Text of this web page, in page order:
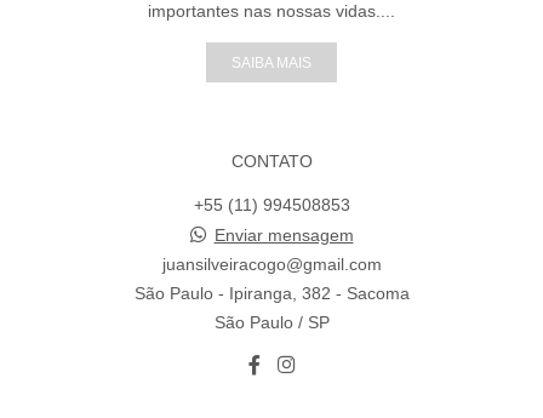
importantes nas nossas vidas....
SAIBA MAIS
CONTATO
+55 (11) 994508853
Enviar mensagem
juansilveiracogo@gmail.com
São Paulo - Ipiranga, 382 - Sacoma
São Paulo / SP